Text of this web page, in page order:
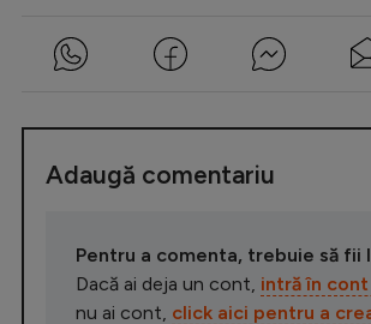
Adaugă comentariu
Pentru a comenta, trebuie să fii
Dacă ai deja un cont, intră în
nu ai cont, click aici pentru a